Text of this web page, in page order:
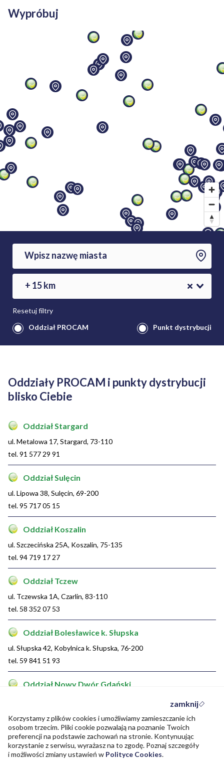
cukrowego, warzyw (BBCH 14-16).
Wypróbuj
+ 15 km
Resetuj filtry
Oddział PROCAM
Punkt dystrybucji
Oddziały PROCAM i punkty dystrybucji
blisko Ciebie
Oddział Stargard
ul. Metalowa 17, Stargard, 73-110
tel. 91 577 29 91
Oddział Sulęcin
ul. Lipowa 38, Sulęcin, 69-200
tel. 95 717 05 15
Oddział Koszalin
ul. Szczecińska 25A, Koszalin, 75-135
tel. 94 719 17 27
Oddział Tczew
ul. Tczewska 1A, Czarlin, 83-110
tel. 58 352 07 53
Oddział Bolesławice k. Słupska
ul. Słupska 42, Kobylnica k. Słupska, 76-200
tel. 59 841 51 93
Oddział Nowy Dwór Gdański
Oddział Kwidzyn-Mareza
Mareza, ul. Długa 53A, Kwidzyn, 82-500
Korzystamy z plików cookies i umożliwiamy zamieszczanie ich
osobom trzecim. Pliki cookie pozwalają na poznanie Twoich
preferencji na podstawie zachowań na stronie. Kontynuując
korzystanie z serwisu, wyrażasz na to zgodę. Poznaj szczegóły
i możliwości zmiany ustawień w Polityce Cookies.
zamknij